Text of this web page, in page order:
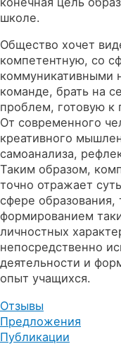
школе.
Общество хочет
компетентную, со
коммуникативными
команде, брать на
проблем, готовую к
От современного
креативного
самоанализа,
Таким образом,
точно отражает
сфере образования,
формированием
личностных
непосредственно
деятельности и
опыт учащихся.
Отзывы
Предложения
Публикации